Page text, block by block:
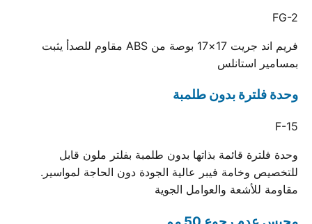
FG-2
فريم اند جريت 17×17 بوصة من ABS مقاوم للصدأ يثبت
بمسامير استانلس
وحدة فلترة بدون طلمبة
F-15
وحدة فلترة قائمة بذاتها بدون طلمبة بفلتر ملون قابل
للتخصيص وخامة فيبر عالية الجودة دون الحاجة لمواسير.
مقاومة للأشعة والعوامل الجوية